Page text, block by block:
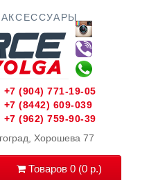
Хорошева 77
Товаров 0 (0 р.)
+7 (904) 771-19-05
+7 (8442) 609-039
+7 (962) 759-90-39